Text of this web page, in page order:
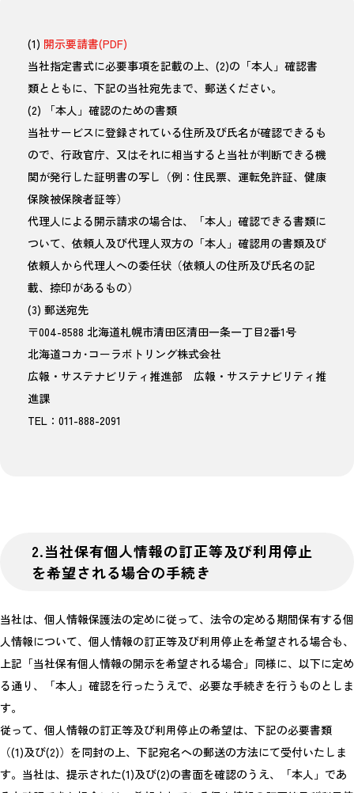
(1) 開示要請書(PDF)
当社指定書式に必要事項を記載の上、(2)の「本人」確認書
類とともに、下記の当社宛先まで、郵送ください。
(2) 「本人」確認のための書類
当社サービスに登録されている住所及び氏名が確認できるも
ので、行政官庁、又はそれに相当すると当社が判断できる機
関が発行した証明書の写し（例：住民票、運転免許証、健康
保険被保険者証等）
代理人による開示請求の場合は、「本人」確認できる書類に
ついて、依頼人及び代理人双方の「本人」確認用の書類及び
依頼人から代理人への委任状（依頼人の住所及び氏名の記
載、捺印があるもの）
(3) 郵送宛先
〒004-8588 北海道札幌市清田区清田一条一丁目2番1号
北海道コカ･コーラボトリング株式会社
広報・サステナビリティ推進部 広報・サステナビリティ推
進課
TEL：011-888-2091
2.当社保有個人情報の訂正等及び利用停止
を希望される場合の手続き
当社は、個人情報保護法の定めに従って、法令の定める期間保有する個
人情報について、個人情報の訂正等及び利用停止を希望される場合も、
上記「当社保有個人情報の開示を希望される場合」同様に、以下に定め
る通り、「本人」確認を行ったうえで、必要な手続きを行うものとしま
す。
従って、個人情報の訂正等及び利用停止の希望は、下記の必要書類
（(1)及び(2)）を同封の上、下記宛名への郵送の方法にて受付いたしま
す。当社は、提示された(1)及び(2)の書面を確認のうえ、「本人」であ